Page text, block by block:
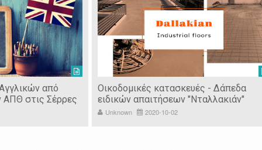
από
ΑΠΘ στις Σέρρες
Οικοδομικές κατασκευές - Δάπεδα
ειδικών απαιτήσεων "Νταλλακιάν"
Unknown 2020-10-02